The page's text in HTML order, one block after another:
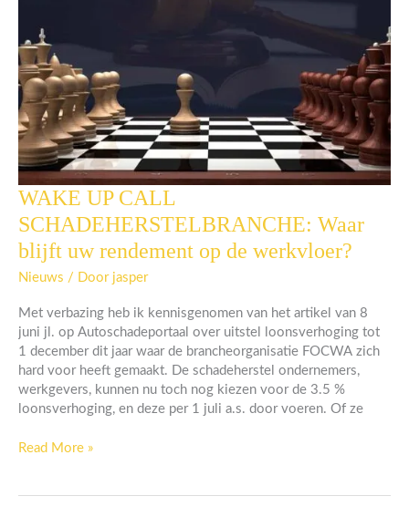
WAKE UP CALL
SCHADEHERSTELBRANCHE: Waar
blijft uw rendement op de werkvloer?
Nieuws / Door jasper
Met verbazing heb ik kennisgenomen van het artikel van 8
juni jl. op Autoschadeportaal over uitstel loonsverhoging tot
1 december dit jaar waar de brancheorganisatie FOCWA zich
hard voor heeft gemaakt. De schadeherstel ondernemers,
werkgevers, kunnen nu toch nog kiezen voor de 3.5 %
loonsverhoging, en deze per 1 juli a.s. door voeren. Of ze
WAKE
CALL
SCHADEHERSTELBRANCHE:
Waar
uw
rendement
op
de
werkvloer?
Read More »